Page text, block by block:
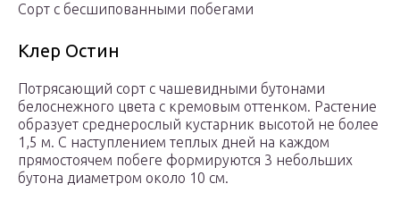
Сорт с бесшипованными побегами
Клер Остин
Потрясающий сорт с чашевидными бутонами
белоснежного цвета с кремовым оттенком. Растение
образует среднерослый кустарник высотой не более
1,5 м. С наступлением теплых дней на каждом
прямостоячем побеге формируются 3 небольших
бутона диаметром около 10 см.